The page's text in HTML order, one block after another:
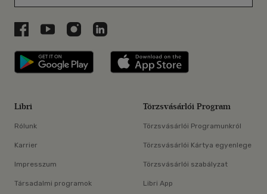
Libri a Facebookon
Libri a Youtube-on
Libri az Instagramon
Libri a LinkedInen
Libri applikáció Szerezd meg: Google
Libri
Rólunk
Karrier
Impresszum
Társadalmi programok
Törzsvásárlói Program
Törzsvásárlói Programunkról
Törzsvásárlói Kártya egyenlege
Törzsvásárlói szabályzat
Libri App